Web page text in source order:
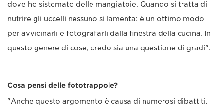
dove ho sistemato delle mangiatoie. Quando si tratta di
nutrire gli uccelli nessuno si lamenta: è un ottimo modo
per avvicinarli e fotografarli dalla finestra della cucina. In
questo genere di cose, credo sia una questione di gradi".
Cosa pensi delle fototrappole?
"Anche questo argomento è causa di numerosi dibattiti.